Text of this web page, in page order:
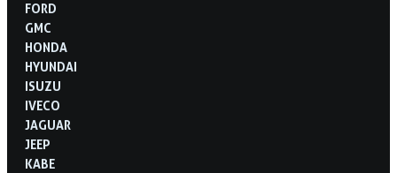
FORD
GMC
HONDA
HYUNDAI
ISUZU
IVECO
JAGUAR
JEEP
KABE